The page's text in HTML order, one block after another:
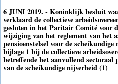
6 JUNI 2019. - Koninklijk besluit
verklaard de collectieve
gesloten in het Paritair Comité voor
wijziging van het reglement van het
pensioenstelsel voor de
bijlage 1 bij de collectieve
betreffende het aanvullend sectoraal
van de scheikundige nijverheid (1)